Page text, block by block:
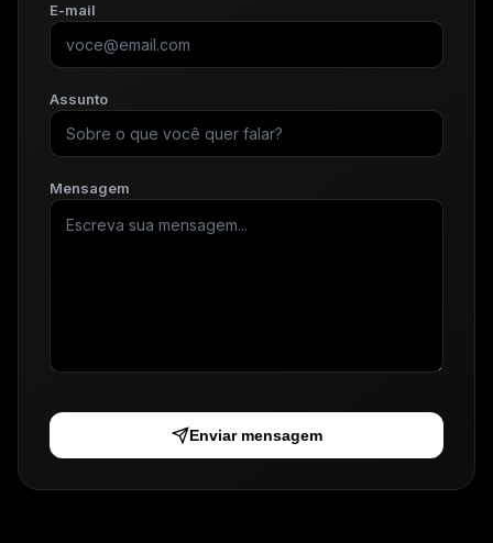
E-mail
Assunto
Mensagem
Enviar mensagem